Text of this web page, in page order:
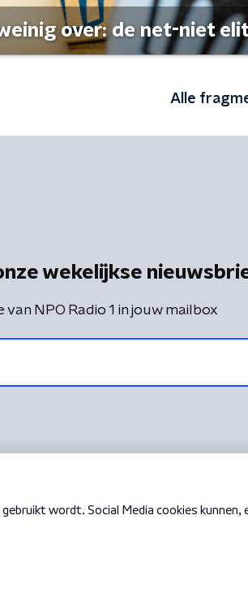
over: de net-niet
Alle
wekelijkse
NPO Radio 1 in jouw mailbox